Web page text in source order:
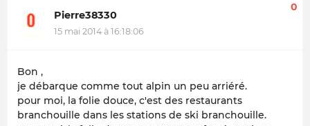
Pierre38330
15 mai 2014 à 16:18:06
0
Bon ,
je débarque comme tout alpin un peu arriéré.
pour moi, la folie douce, c'est des restaurants
branchouille dans les stations de ski branchouille.